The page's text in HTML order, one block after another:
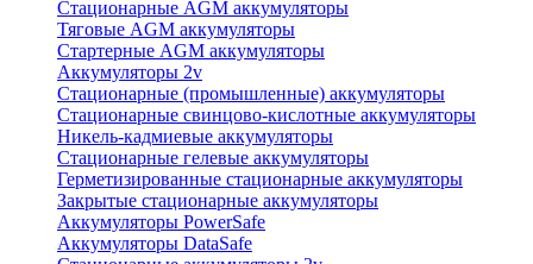
Стационарные AGM аккумуляторы
Тяговые AGM аккумуляторы
Стартерные AGM аккумуляторы
Аккумуляторы 2v
Стационарные (промышленные) аккумуляторы
Стационарные свинцово-кислотные аккумуляторы
Никель-кадмиевые аккумуляторы
Стационарные гелевые аккумуляторы
Герметизированные стационарные аккумуляторы
Закрытые стационарные аккумуляторы
Аккумуляторы PowerSafe
Аккумуляторы DataSafe